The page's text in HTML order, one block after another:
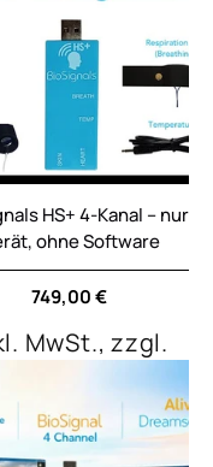
HS+ 4-Kanal – nur
ohne Software
Normaler
749,00 €
MwSt., zzgl.